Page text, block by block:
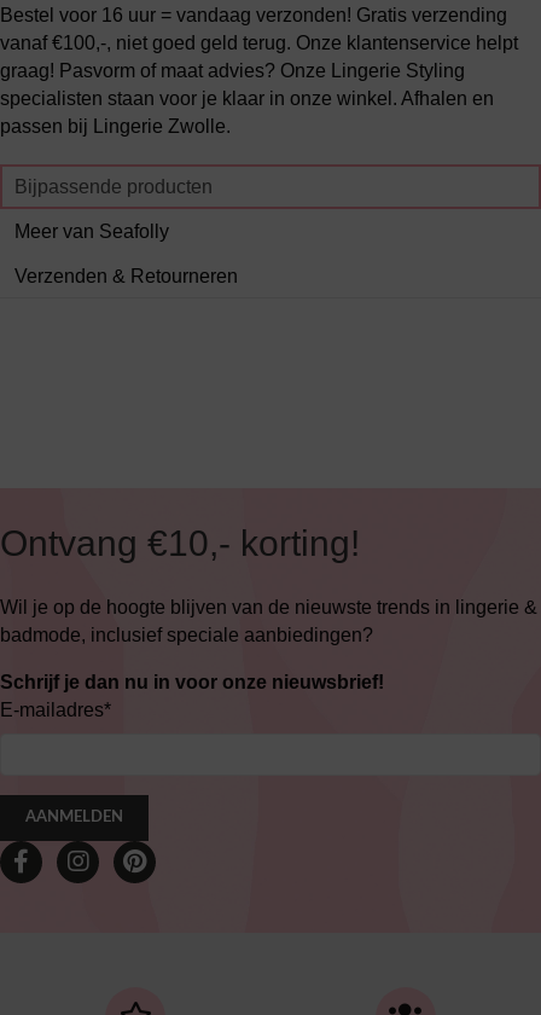
Bestel voor 16 uur = vandaag verzonden! Gratis verzending
vanaf €100,-, niet goed geld terug. Onze klantenservice helpt
graag! Pasvorm of maat advies? Onze Lingerie Styling
specialisten staan voor je klaar in onze winkel. Afhalen en
passen bij Lingerie Zwolle.
Bijpassende producten
Meer van Seafolly
Verzenden & Retourneren
Ontvang €10,- korting!
Wil je op de hoogte blijven van de nieuwste trends in lingerie &
badmode, inclusief speciale aanbiedingen?
Schrijf je dan nu in voor onze nieuwsbrief!
E-mailadres*
AANMELDEN